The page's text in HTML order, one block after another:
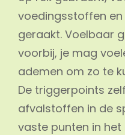
voedingsstoffen
geraakt. Voelbaar
voorbij, je mag
ademen om zo te
De triggerpoints
afvalstoffen in de
vaste punten in het